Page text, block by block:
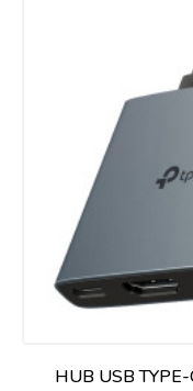
HUB USB